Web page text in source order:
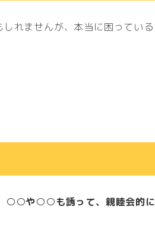
れませんが、本当に困っている
、○○や○○も誘って、親睦会的に